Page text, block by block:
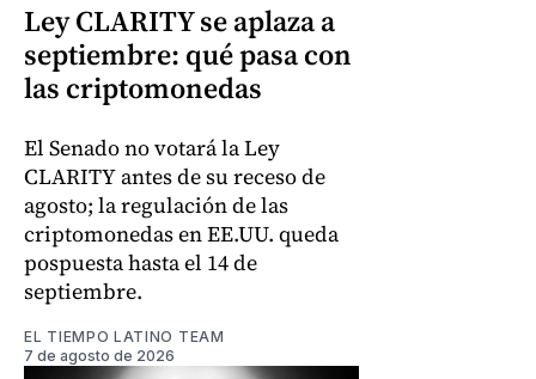
Ley CLARITY se aplaza a
septiembre: qué pasa con
las criptomonedas
El Senado no votará la Ley
CLARITY antes de su receso de
agosto; la regulación de las
criptomonedas en EE.UU. queda
pospuesta hasta el 14 de
septiembre.
EL TIEMPO LATINO TEAM
7 de agosto de 2026